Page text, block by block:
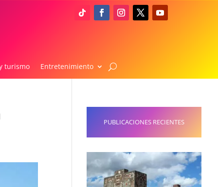
turismo Entretenimiento
PUBLICACIONES RECIENTES